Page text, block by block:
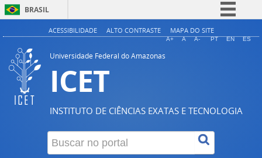
BRASIL
Simplifique!
ACESSIBILIDADE ALTO CONTRASTE MAPA DO SITE
A+ A A- PT EN ES
Universidade Federal do Amazonas
ICET
INSTITUTO DE CIÊNCIAS EXATAS E TECNOLOGIA